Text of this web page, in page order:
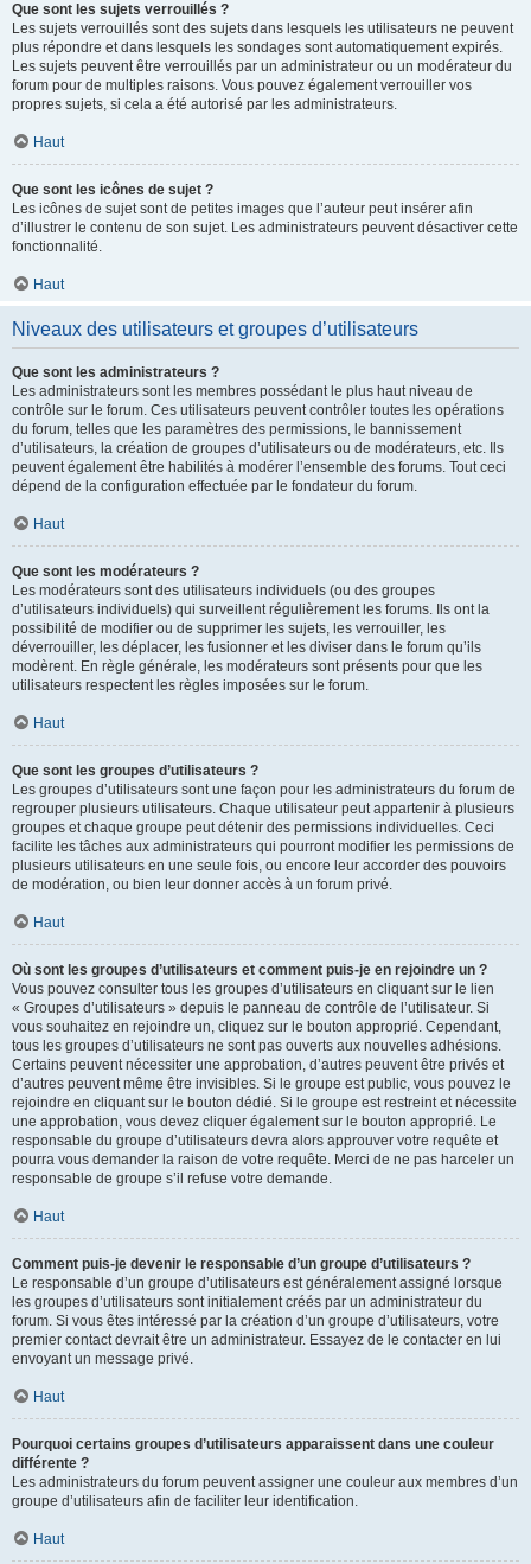
Que sont les sujets verrouillés ?
Les sujets verrouillés sont des sujets dans lesquels les utilisateurs ne peuvent
plus répondre et dans lesquels les sondages sont automatiquement expirés.
Les sujets peuvent être verrouillés par un administrateur ou un modérateur du
forum pour de multiples raisons. Vous pouvez également verrouiller vos
propres sujets, si cela a été autorisé par les administrateurs.
Haut
Que sont les icônes de sujet ?
Les icônes de sujet sont de petites images que l’auteur peut insérer afin
d’illustrer le contenu de son sujet. Les administrateurs peuvent désactiver cette
fonctionnalité.
Haut
Niveaux des utilisateurs et groupes d’utilisateurs
Que sont les administrateurs ?
Les administrateurs sont les membres possédant le plus haut niveau de
contrôle sur le forum. Ces utilisateurs peuvent contrôler toutes les opérations
du forum, telles que les paramètres des permissions, le bannissement
d’utilisateurs, la création de groupes d’utilisateurs ou de modérateurs, etc. Ils
peuvent également être habilités à modérer l’ensemble des forums. Tout ceci
dépend de la configuration effectuée par le fondateur du forum.
Haut
Que sont les modérateurs ?
Les modérateurs sont des utilisateurs individuels (ou des groupes
d’utilisateurs individuels) qui surveillent régulièrement les forums. Ils ont la
possibilité de modifier ou de supprimer les sujets, les verrouiller, les
déverrouiller, les déplacer, les fusionner et les diviser dans le forum qu’ils
modèrent. En règle générale, les modérateurs sont présents pour que les
utilisateurs respectent les règles imposées sur le forum.
Haut
Que sont les groupes d’utilisateurs ?
Les groupes d’utilisateurs sont une façon pour les administrateurs du forum de
regrouper plusieurs utilisateurs. Chaque utilisateur peut appartenir à plusieurs
groupes et chaque groupe peut détenir des permissions individuelles. Ceci
facilite les tâches aux administrateurs qui pourront modifier les permissions de
plusieurs utilisateurs en une seule fois, ou encore leur accorder des pouvoirs
de modération, ou bien leur donner accès à un forum privé.
Haut
Où sont les groupes d’utilisateurs et comment puis-je en rejoindre un ?
Vous pouvez consulter tous les groupes d’utilisateurs en cliquant sur le lien
« Groupes d’utilisateurs » depuis le panneau de contrôle de l’utilisateur. Si
vous souhaitez en rejoindre un, cliquez sur le bouton approprié. Cependant,
tous les groupes d’utilisateurs ne sont pas ouverts aux nouvelles adhésions.
Certains peuvent nécessiter une approbation, d’autres peuvent être privés et
d’autres peuvent même être invisibles. Si le groupe est public, vous pouvez le
rejoindre en cliquant sur le bouton dédié. Si le groupe est restreint et nécessite
une approbation, vous devez cliquer également sur le bouton approprié. Le
responsable du groupe d’utilisateurs devra alors approuver votre requête et
pourra vous demander la raison de votre requête. Merci de ne pas harceler un
responsable de groupe s’il refuse votre demande.
Haut
Comment puis-je devenir le responsable d’un groupe d’utilisateurs ?
Le responsable d’un groupe d’utilisateurs est généralement assigné lorsque
les groupes d’utilisateurs sont initialement créés par un administrateur du
forum. Si vous êtes intéressé par la création d’un groupe d’utilisateurs, votre
premier contact devrait être un administrateur. Essayez de le contacter en lui
envoyant un message privé.
Haut
Pourquoi certains groupes d’utilisateurs apparaissent dans une couleur
différente ?
Les administrateurs du forum peuvent assigner une couleur aux membres d’un
groupe d’utilisateurs afin de faciliter leur identification.
Haut